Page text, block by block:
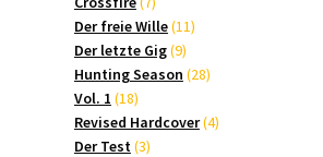
Produkte
Der freie Wille 1111
Der letzte Gig 99
Produkte
Hunting Season 2828
Vol. 1 1818
Produkte
Revised Hardcover 44
Der Test 33